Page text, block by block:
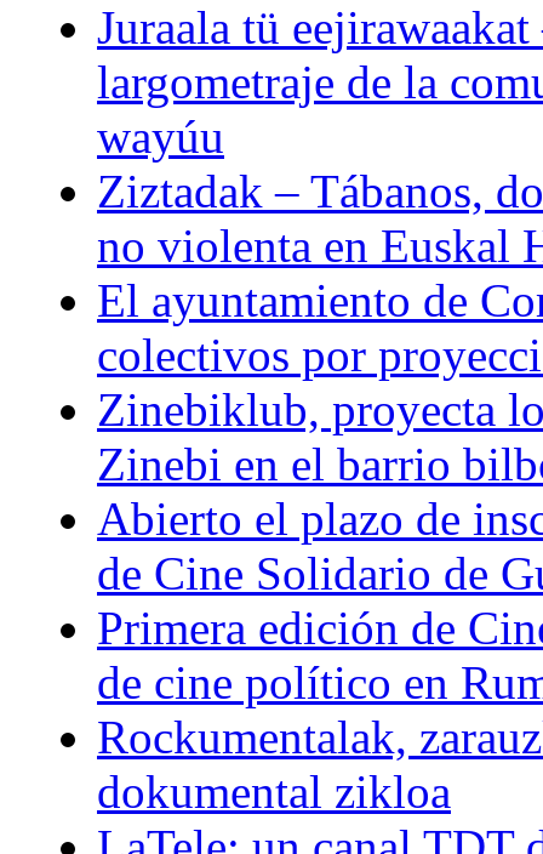
Juraala tü
largometraje de la
wayúu
Ziztadak – Tábanos,
no violenta en Euskal
El ayuntamiento de
colectivos por
Zinebiklub, proyecta
Zinebi en el barrio
Abierto el plazo de
de Cine Solidario de
Primera edición de
de cine político en
Rockumentalak,
dokumental zikloa